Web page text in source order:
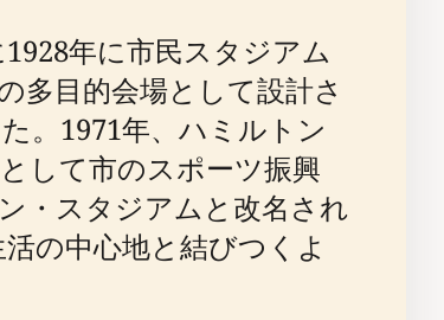
年に市民スタジアム
多目的会場として設計さ
。1971年、ハミルトン
して市のスポーツ振興
・スタジアムと改名され
の中心地と結びつくよ